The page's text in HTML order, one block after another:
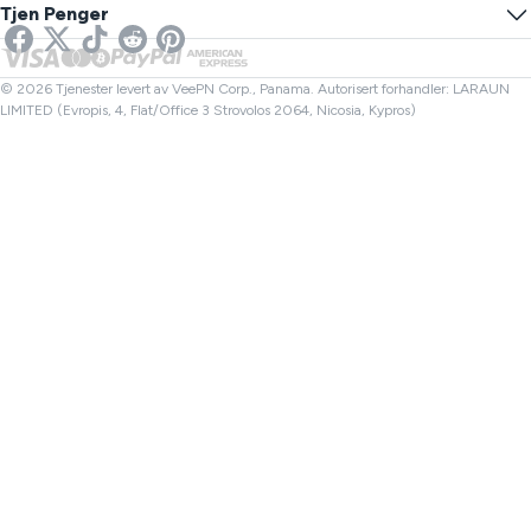
VPN for strømming
Netflix VPN
Lenkesjekker
Filkontroller
UK VPN
Canada VPN
Tyrkia VPN
Tjen Penger
Partnere
© 2026 Tjenester levert av VeePN Corp., Panama. Autorisert forhandler: LARAUN
LIMITED (Evropis, 4, Flat/Office 3 Strovolos 2064, Nicosia, Kypros)